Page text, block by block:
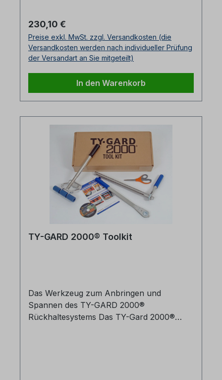
AT-PAPP (Abschluss-Pappe). (4
Rollen/Karton)
Regulärer Preis:
230,10 €
Preise exkl. MwSt. zzgl. Versandkosten (die
Versandkosten werden nach individueller Prüfung
der Versandart an Sie mitgeteilt)
In den Warenkorb
TY-GARD 2000® Toolkit
Das Werkzeug zum Anbringen und
Spannen des TY-GARD 2000®
Rückhaltesystems Das TY-Gard 2000®